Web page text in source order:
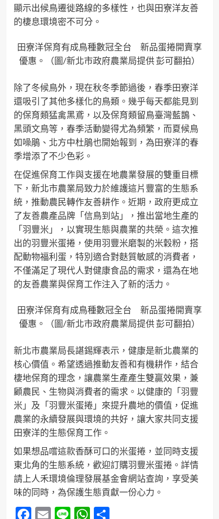
顯示出候鳥遷徙路線的多樣性，也與田寮洋友善
的棲息環境密不可分。
田寮洋保育有成鳥種數冠全台 新品蛋捲開賣享
優惠。（圖/新北市政府農業局提供 彭可翻拍）
除了冬候鳥外，現在秋冬季節過後，春季田寮洋
還吸引了其他多樣化的鳥類。幾乎每天都能見到
的保育類猛禽黑鳶，以及保育類留鳥臺灣藍鵲、
黑頭文鳥等，春季活動變得尤為頻繁，而夏候鳥
如噪鵑、北方中杜鵑也開始報到，為田寮洋的春
季增添了不少色彩。
在促進保育工作與支援在地農業發展的雙重目標
下，新北市農業局致力於維護這片豐富的生態系
統，推動農民轉作友善耕作。近期，政府更成立
了友善農產品牌「信鳥到站」，推出當地生產的
「羽豐米」，以實現生態與農業的共榮。這次推
出的羽豐米蛋捲，使用羽豐米磨製的米穀粉，搭
配動物福利蛋，特別適合對麩質敏感的消費者，
不僅滿足了現代人對健康食品的需求，還為在地
的友善農業與保育工作注入了新的活力。
田寮洋保育有成鳥種數冠全台 新品蛋捲開賣享
優惠。（圖/新北市政府農業局提供 彭可翻拍）
新北市農業局長諶錫輝表示，健康是新北農業的
核心價值。希望透過推動友善和有機耕作，結合
棲地保育的理念，讓農業生產產生雙贏效果，兼
顧農民、生物與消費者的需求。以健康的「羽豐
米」及「羽豐米蛋捲」來提升農地的價值，促進
農業的永續發展與環境的共好，讓大家共同支援
田寮洋的生態保育工作。
如果想品嚐這款香酥可口的米蛋捲，並同時支援
東北角的生態系統，歡迎訂購羽豐米蛋捲。詳情
請上人禾環境倫理發展基金會網站查詢，享受美
味的同時，為保護生態貢獻一份心力。
Facebook
Email
LineWhatsApp
分